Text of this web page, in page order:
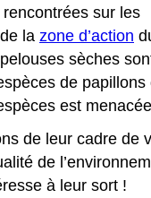
sur les
de la zone d’action
sèches
de
est
de leur cadre de
de
à leur sort !